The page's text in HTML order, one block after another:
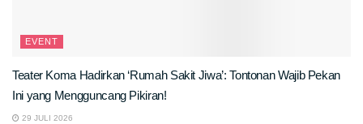
EVENT
Teater Koma Hadirkan ‘Rumah Sakit Jiwa’: Tontonan Wajib Pekan
Ini yang Mengguncang Pikiran!
29 JULI 2026